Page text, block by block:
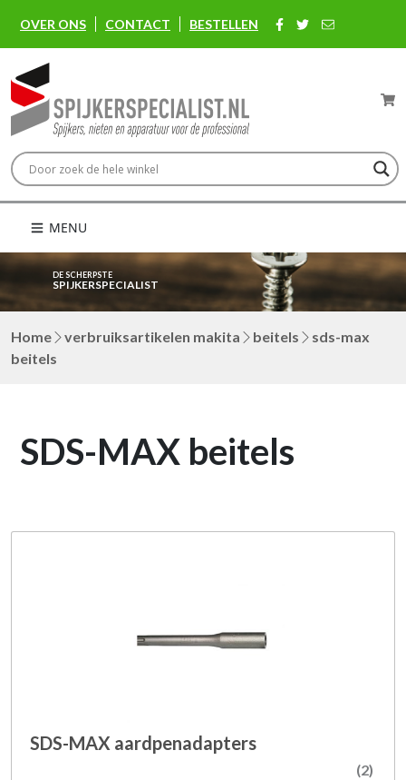
OVER ONS CONTACT BESTELLEN
MENU
DE SCHERPSTE
SPIJKERSPECIALIST
Home verbruiksartikelen makita beitels
sds-max
beitels
SDS-MAX beitels
SDS-MAX aardpenadapters
(2)